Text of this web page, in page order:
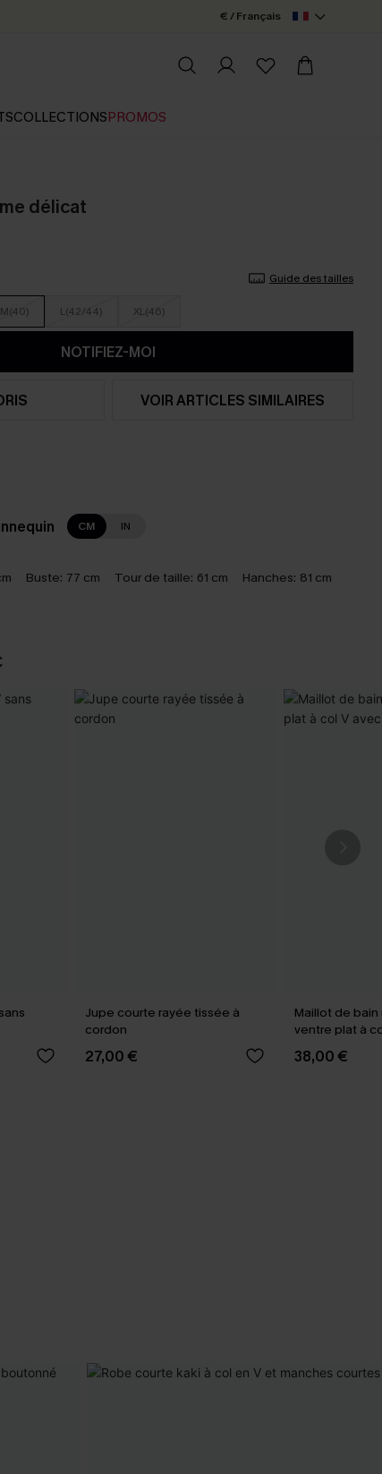
€ / Français
COLLECTIONSPROMOS
délicat
Guide des tailles
M(40) L(42/44) XL(46)
NOTIFIEZ-MOI
VOIR ARTICLES SIMILAIRES
CM IN
Buste: 77 cm Tour de taille: 61 cm Hanches: 81 cm
Jupe courte rayée tissée à
cordon
27,00 €
Maillot de
ventre plat à
power
38,00 €